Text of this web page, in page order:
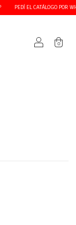
EL CATÁLOGO POR WHATSAPP
0